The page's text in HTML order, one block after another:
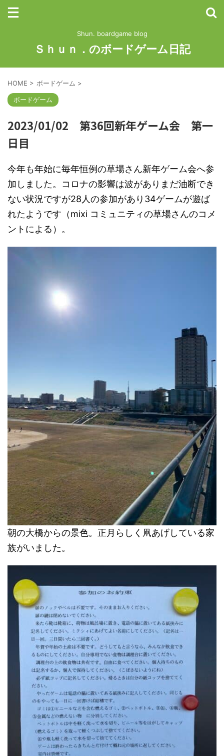
Shun. boardgame blog
Ｓｈｕｎ．のボードゲーム日記
HOME > ボードゲーム >
ボードゲーム
2023/01/02 第36回新年ゲーム会 第一
日目
今年も年始に毎年恒例の草場さん新年ゲーム会へ参
加しました。コロナの影響は波がありまだ油断でき
ない状況ですが28人の参加があり34ゲームが遊ば
れたようです（mixi コミュニティの草場さんのコメ
ントによる）。
朝の大橋からの景色。正月らしく凧あげしている家
族がいました。